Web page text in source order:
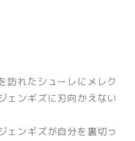
訪れたシューレにメレク
ェンギズに刃向かえない
ェンギズが自分を裏切っ